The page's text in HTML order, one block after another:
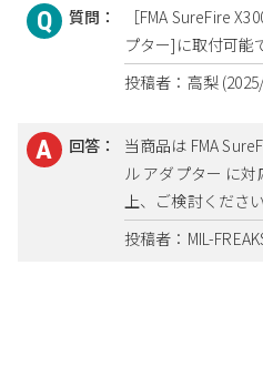
質問：
［FMA SureFire
プター]に取付可能
投稿者：高梨
回答：
当商品は FMA
ル アダプター に
上、ご検討ください
投稿者：MIL-